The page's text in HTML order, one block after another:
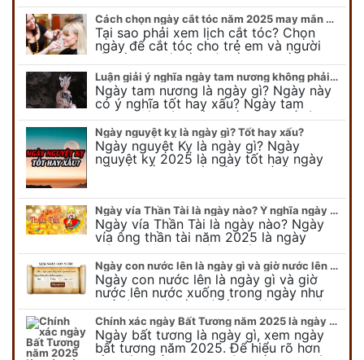
Cách chọn ngày cắt tóc năm 2025 may mắn cho cả trẻ em và người lớn
Tại sao phải xem lịch cắt tóc? Chọn
ngày để cắt tóc cho trẻ em và người
lớn cần lưu ý điều gì để gặp nhiều may
mắn ? Khi…
Luận giải ý nghĩa ngày tam nương không phải ai cũng biết
Ngày tam nương là ngày gì? Ngày này
có ý nghĩa tốt hay xấu? Ngày tam
nương sát có nguồn gốc như thế nào?
Cần kiêng kỵ điều gì khi…
Ngày nguyệt kỵ là ngày gì? Tốt hay xấu?
Ngày nguyệt Kỵ là ngày gì? Ngày
nguyệt kỵ 2025 là ngày tốt hay ngày
xấu, xem ngay để biết chi tiết ý nghĩa
Ngày vía Thần Tài là ngày nào? Ý nghĩa ngày vía Thần Tài năm 2025
Ngày vía Thần Tài là ngày nào? Ngày
vía ông thần tài năm 2025 là ngày
mùng 10 âm lịch hàng tháng. Tại sao
trong ngày này, tất cả mọi…
Ngày con nước lên là ngày gì và giờ nước lên nước xuống trong ngày?
Ngày con nước lên là ngày gì và giờ
nước lên nước xuống trong ngày như
thế nào? Có điều gì cần chú ý về ngày
con nước lên? Đừng…
Chính xác ngày Bất Tương năm 2025 là ngày gì mà cực ít người biết
Ngày bất tương là ngày gì, xem ngày
bất tương năm 2025. Để hiểu rõ hơn